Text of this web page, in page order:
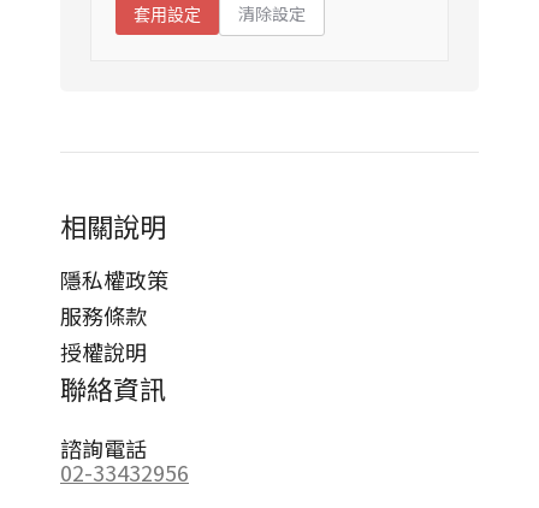
套用設定 清除設定
相關說明
隱私權政策
服務條款
授權說明
聯絡資訊
諮詢電話
02-33432956